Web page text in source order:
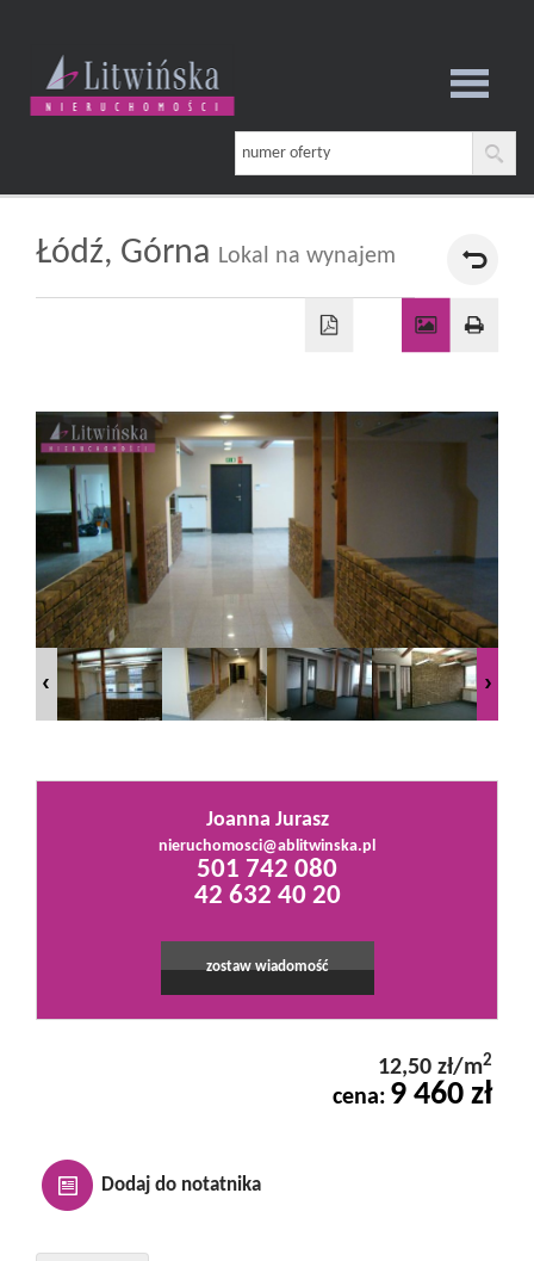
Strona
główna
O
firmie
Oferta
Domy
Kontakt
Łódź, Górna Lokal na wynajem
Joanna Jurasz
nieruchomosci@ablitwinska.pl
501 742 080
42 632 40 20
zostaw wiadomość
12,50 zł/m2
cena: 9 460 zł
Dodaj do notatnika